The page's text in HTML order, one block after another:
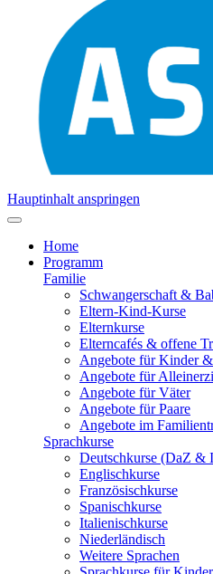
Hauptinhalt anspringen
Home
Programm
Familie
Schwangerschaft &
Eltern-Kind-Kurse
Elternkurse
Elterncafés & offene
Angebote für Kinder
Angebote für
Angebote für Väter
Angebote für Paare
Angebote im
Sprachkurse
Deutschkurse (DaZ &
Englischkurse
Französischkurse
Spanischkurse
Italienischkurse
Niederländisch
Weitere Sprachen